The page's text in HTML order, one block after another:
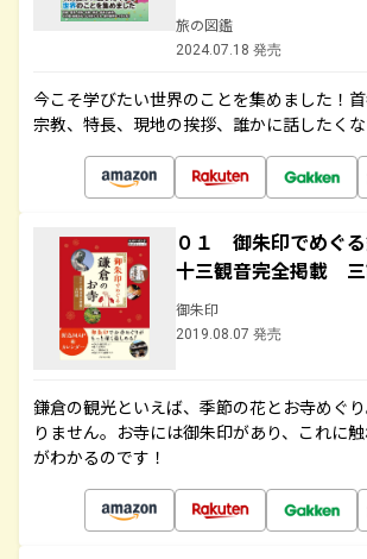
旅の図鑑
2024.07.18 発売
今こそ学びたい世界のことを集めました！首
宗教、特長、現地の挨拶、誰かに話したくな
０１ 御朱印でめぐ
十三観音完全掲載
御朱印
2019.08.07 発売
鎌倉の観光といえば、季節の花とお寺めぐ
りません。お寺には御朱印があり、これに
がわかるのです！